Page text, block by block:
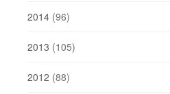
2014 (96)
2013 (105)
2012 (88)